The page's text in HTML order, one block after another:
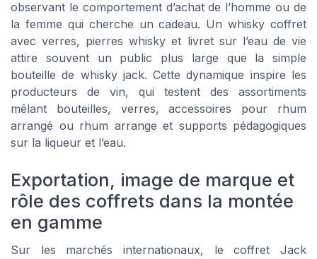
observant le comportement d’achat de l’homme ou de
la femme qui cherche un cadeau. Un whisky coffret
avec verres, pierres whisky et livret sur l’eau de vie
attire souvent un public plus large que la simple
bouteille de whisky jack. Cette dynamique inspire les
producteurs de vin, qui testent des assortiments
mêlant bouteilles, verres, accessoires pour rhum
arrangé ou rhum arrange et supports pédagogiques
sur la liqueur et l’eau.
Exportation, image de marque et
rôle des coffrets dans la montée
en gamme
Sur les marchés internationaux, le coffret Jack